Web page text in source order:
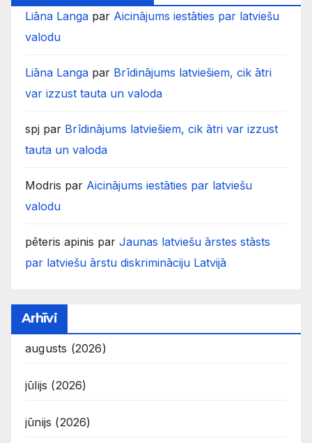
Liāna Langa par Aicinājums iestāties par latviešu
valodu
Liāna Langa par Brīdinājums latviešiem, cik ātri
var izzust tauta un valoda
spj par Brīdinājums latviešiem, cik ātri var izzust
tauta un valoda
Modris par Aicinājums iestāties par latviešu
valodu
pēteris apinis par Jaunas latviešu ārstes stāsts
par latviešu ārstu diskrimināciju Latvijā
Arhīvi
augusts (2026)
jūlijs (2026)
jūnijs (2026)